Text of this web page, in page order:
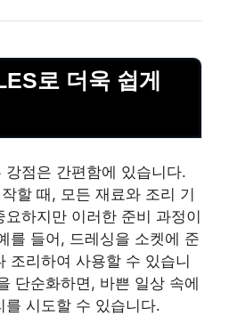
로 더욱 쉽게
점은 간편함에 있습니다.
할 때, 모든 재료와 조리 기
하지만 이러한 준비 과정이
를 들어, 드레싱을 소켓에 준
조리하여 사용할 수 있습니
단순화하면, 바쁜 일상 속에
시도할 수 있습니다.